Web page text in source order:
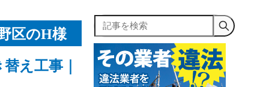
区のH様
え工事｜
記事を検索